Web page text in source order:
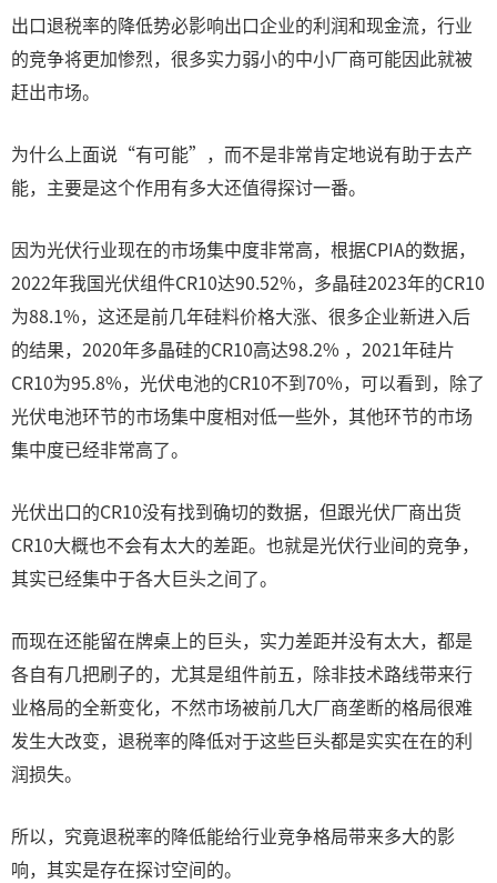
出口退税率的降低势必影响出口企业的利润和现金流，行业
的竞争将更加惨烈，很多实力弱小的中小厂商可能因此就被
赶出市场。
为什么上面说“有可能”，而不是非常肯定地说有助于去产
能，主要是这个作用有多大还值得探讨一番。
因为光伏行业现在的市场集中度非常高，根据CPIA的数据，
2022年我国光伏组件CR10达90.52%，多晶硅2023年的CR10
为88.1%，这还是前几年硅料价格大涨、很多企业新进入后
的结果，2020年多晶硅的CR10高达98.2% ，2021年硅片
CR10为95.8%，光伏电池的CR10不到70%，可以看到，除了
光伏电池环节的市场集中度相对低一些外，其他环节的市场
集中度已经非常高了。
光伏出口的CR10没有找到确切的数据，但跟光伏厂商出货
CR10大概也不会有太大的差距。也就是光伏行业间的竞争，
其实已经集中于各大巨头之间了。
而现在还能留在牌桌上的巨头，实力差距并没有太大，都是
各自有几把刷子的，尤其是组件前五，除非技术路线带来行
业格局的全新变化，不然市场被前几大厂商垄断的格局很难
发生大改变，退税率的降低对于这些巨头都是实实在在的利
润损失。
所以，究竟退税率的降低能给行业竞争格局带来多大的影
响，其实是存在探讨空间的。